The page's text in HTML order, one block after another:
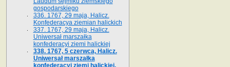
gospodarskiego
336. 1767, 29 maja, Halicz.
Konfederacya ziemian halickich
337. 1767, 29 maja, Halicz.
Uniwersał marszałka
konfederacyi ziemi halickiej
338. 1767, 5 czerwca, Halicz.
Uniwersał marszałka
konfederacyi ziemi halickiej.